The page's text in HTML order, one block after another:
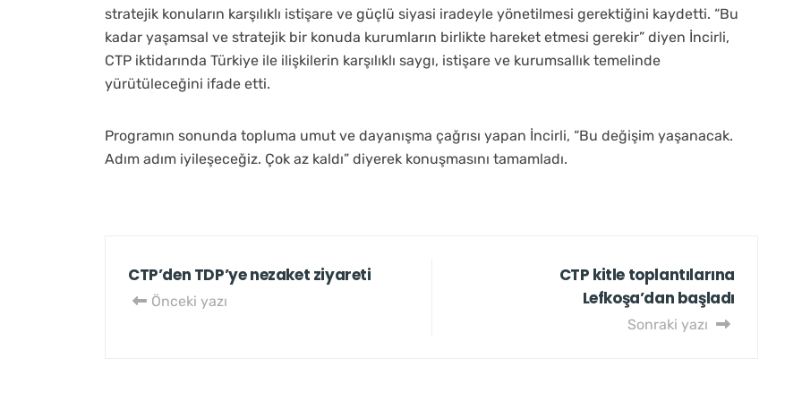
stratejik konuların karşılıklı istişare ve güçlü siyasi iradeyle yönetilmesi gerektiğini kaydetti. “Bu
kadar yaşamsal ve stratejik bir konuda kurumların birlikte hareket etmesi gerekir” diyen İncirli,
CTP iktidarında Türkiye ile ilişkilerin karşılıklı saygı, istişare ve kurumsallık temelinde
yürütüleceğini ifade etti.
Programın sonunda topluma umut ve dayanışma çağrısı yapan İncirli, “Bu değişim yaşanacak.
Adım adım iyileşeceğiz. Çok az kaldı” diyerek konuşmasını tamamladı.
CTP’den TDP’ye nezaket ziyareti
Önceki yazı
CTP kitle toplantılarına
Lefkoşa’dan başladı
Sonraki yazı